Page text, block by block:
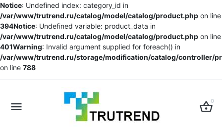
Notice: Undefined index: category_id in
/var/www/trutrend.ru/catalog/model/catalog/product.php on line
394Notice: Undefined variable: product_data in
/var/www/trutrend.ru/catalog/model/catalog/product.php on line
401Warning: Invalid argument supplied for foreach() in
/var/www/trutrend.ru/storage/modification/catalog/controller/
on line 788
0